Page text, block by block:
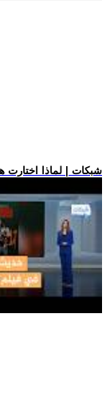
.. شبكات | لماذا اختارت